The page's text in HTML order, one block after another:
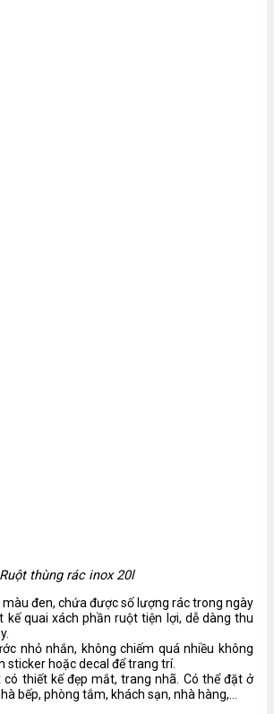
Ruột thùng rác inox 20l
màu đen, chứa được số lượng rác trong ngày
kế quai xách phần ruột tiện lợi, dễ dàng thu
nhỏ nhắn, không chiếm quá nhiều không
sticker hoặc decal để trang trí.
có thiết kế đẹp mắt, trang nhã. Có thể đặt ở
bếp, phòng tắm, khách sạn, nhà hàng,…